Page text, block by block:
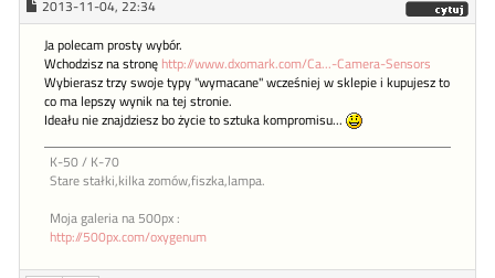
2013-11-04, 22:34
Ja polecam prosty wybór.
Wchodzisz na stronę http://www.dxomark.com/Ca...-Camera-Sensors
Wybierasz trzy swoje typy "wymacane" wcześniej w sklepie i kupujesz to
co ma lepszy wynik na tej stronie.
Ideału nie znajdziesz bo życie to sztuka kompromisu...
K-50 / K-70
Stare stałki,kilka zomów,fiszka,lampa.
Moja galeria na 500px :
http://500px.com/oxygenum